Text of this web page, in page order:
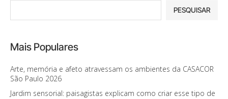
PESQUISAR
Mais Populares
Arte, memória e afeto atravessam os ambientes da CASACOR
São Paulo 2026
Jardim sensorial: paisagistas explicam como criar esse tipo de